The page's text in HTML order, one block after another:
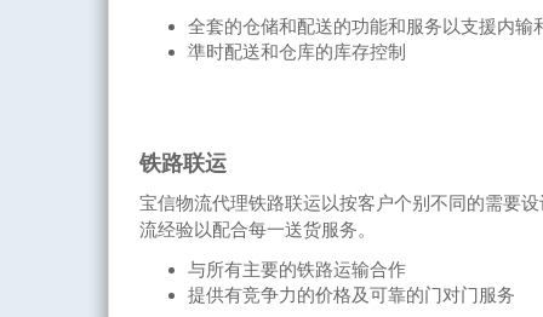
全套的仓储和配送的功能和服务以支援内输
準时配送和仓库的库存控制
铁路联运
宝信物流代理铁路联运以按客户个别不同的需要
流经验以配合每一送货服务。
与所有主要的铁路运输合作
提供有竞争力的价格及可靠的门对门服务